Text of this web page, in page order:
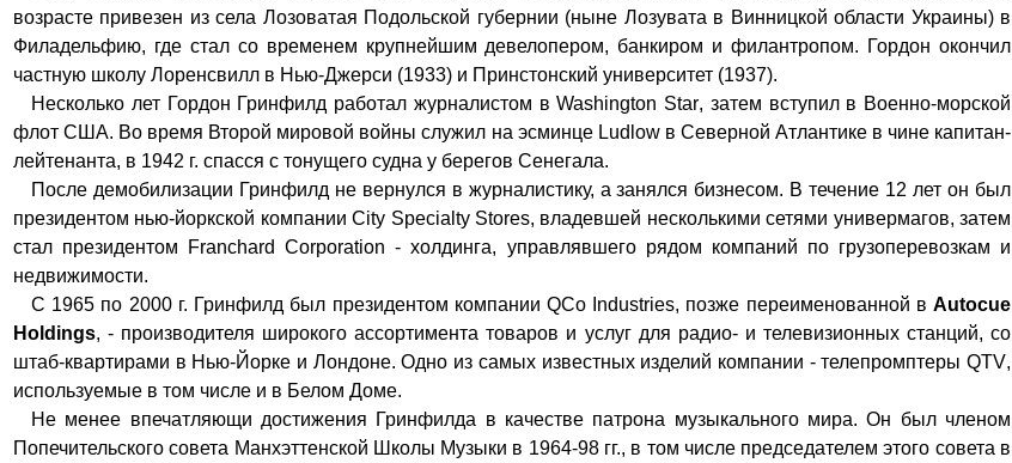
возрасте привезен из села Лозоватая Подольской губернии (ныне Лозувата в Винницкой области Украины) в
Филадельфию, где стал со временем крупнейшим девелопером, банкиром и филантропом. Гордон окончил
частную школу Лоренсвилл в Нью-Джерси (1933) и Принстонский университет (1937).
Несколько лет Гордон Гринфилд работал журналистом вWashington Star, затем вступил в Военно-морской
флот США. Во время Второй мировой войны служил на эсминце Ludlowв Северной Атлантике в чине капитан-
лейтенанта, в 1942 г. спасся с тонущего судна у берегов Сенегала.
После демобилизации Гринфилд не вернулся в журналистику, а занялся бизнесом. В течение 12 лет он был
президентом нью-йоркской компанииCity Specialty Stores, владевшей несколькими сетями универмагов, затем
стал президентом
Franchard Corporation - холдинга, управлявшего рядом компаний по грузоперевозкам и
недвижимости.
С 1965 по 2000г. Гринфилд был президентом компании QCo Industries, позже переименованной в Autocue
Holdings, - производителя широкого ассортимента товаров и услуг для радио- и телевизионных станций, со
штаб-квартирами в Нью-Йорке и Лондоне. Одно из самых известных изделий компании - телепромптеры QTV,
используемые в том числе и в Белом Доме.
Не менее впечатляющи достижения Гринфилда в качестве патрона музыкального мира. Он был членом
Попечительского совета Манхэттенской Школы Музыки в 1964-98гг., в том числе председателем этого совета в